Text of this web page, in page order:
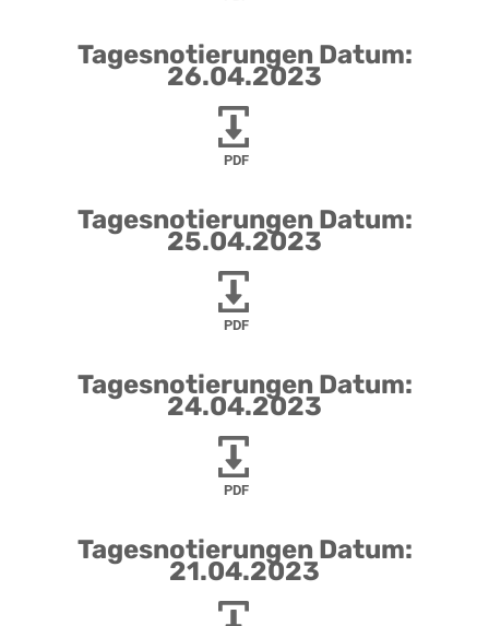
Tagesnotierungen Datum:
26.04.2023
PDF
Tagesnotierungen Datum:
25.04.2023
PDF
Tagesnotierungen Datum:
24.04.2023
PDF
Tagesnotierungen Datum:
21.04.2023